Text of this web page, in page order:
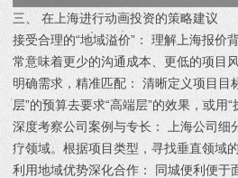
三、 在上海进行动画投资的策略建议
接受合理的“地域溢价”： 理解上海报价
常意味着更少的沟通成本、更低的项目
明确需求，精准匹配： 清晰定义项目目
层”的预算去要求“高端层”的效果，或用“
深度考察公司案例与专长： 上海公司
疗领域。根据项目类型，寻找垂直领域的
利用地域优势深化合作： 同城便利便